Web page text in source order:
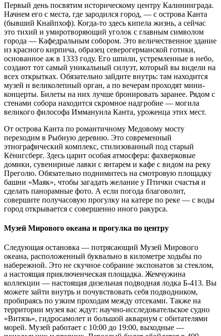
Первый день посвятим историческому центру Калининграда.
Начнем его с места, где зародился город, — с острова Канта
(бывший Кнайпхоф). Когда-то здесь кипела жизнь, а сейчас
это тихий и умиротворяющий уголок с главным символом
города — Кафедральным собором. Это величественное здание
из красного кирпича, образец северогерманской готики,
основанное аж в 1333 году. Его шпили, устремленные в небо,
создают тот самый уникальный силуэт, который вы видели на
всех открытках. Обязательно зайдите внутрь: там находится
музей и великолепный орган, а по вечерам проходят мини-
концерты. Билеты на них лучше бронировать заранее. Рядом с
стенами собора находится скромное надгробие — могила
великого философа Иммануила Канта, уроженца этих мест.
От острова Канта по романтичному Медовому мосту
переходим в Рыбную деревню. Это современный
этнографический комплекс, стилизованный под старый
Кёнигсберг. Здесь царит особая атмосфера: фахверковые
домики, сувенирные лавки с янтарем и кафе с видом на реку
Преголю. Обязательно поднимитесь на смотровую площадку
башни «Маяк», чтобы загадать желание у Птички счастья и
сделать панорамные фото. А если погода благоволит,
совершите получасовую прогулку на катере по реке — с воды
город открывается с совершенно иного ракурса.
Музей Мирового океана и прогулка по центру
Следующая остановка — потрясающий Музей Мирового
океана, расположенный буквально в километре ходьбы по
набережной. Это не скучное собрание экспонатов за стеклом,
а настоящая приключенческая площадка. Жемчужина
коллекции — настоящая дизельная подводная лодка Б-413. Вы
можете зайти внутрь и почувствовать себя подводником,
пробираясь по узким проходам между отсеками. Также на
территории музея вас ждут: научно-исследовательское судно
«Витязь», гидросамолет и большой аквариум с обитателями
морей. Музей работает с 10:00 до 19:00, выходные —